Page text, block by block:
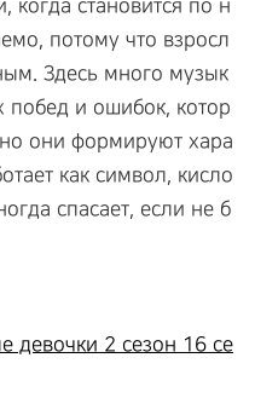
становится по н
потому что взросл
Здесь много музык
побед и ошибок, котор
они формируют хара
как символ, кисло
спасает, если не б
девочки 2 сезон 16 се